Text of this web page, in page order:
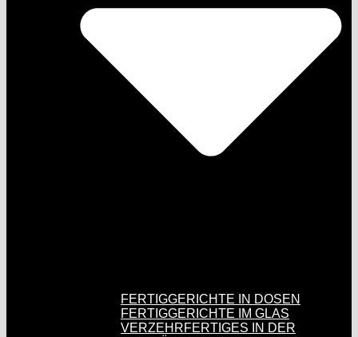
FERTIGGERICHTE IN DOSEN
FERTIGGERICHTE IM GLAS
VERZEHRFERTIGES IN DER